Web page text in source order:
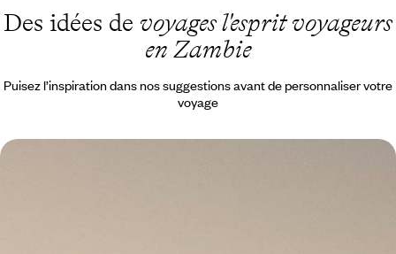
Des idées de voyages l'esprit voyageurs
en Zambie
Puisez l’inspiration dans nos suggestions avant de personnaliser votre
voyage